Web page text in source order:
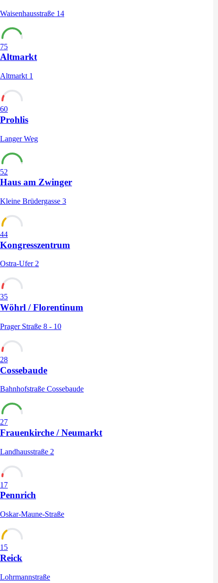
Waisenhausstraße 14
75
Altmarkt
Altmarkt 1
60
Prohlis
Langer Weg
52
Haus am Zwinger
Kleine Brüdergasse 3
44
Kongresszentrum
Ostra-Ufer 2
35
Wöhrl / Florentinum
Prager Straße 8 - 10
28
Cossebaude
Bahnhofstraße Cossebaude
27
Frauenkirche / Neumarkt
Landhausstraße 2
17
Pennrich
Oskar-Maune-Straße
15
Reick
Lohrmannstraße